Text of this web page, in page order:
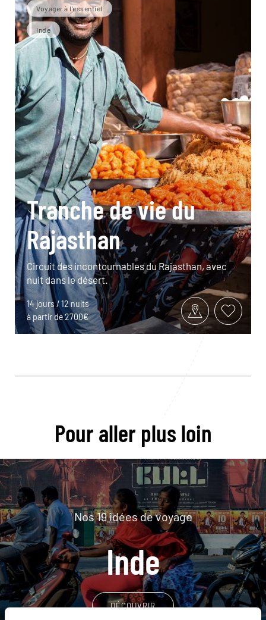
Voyager à l’essentiel
Inde
Tranche de vie du
Rajasthan
Circuit des incontournables du Rajasthan, avec
nuit dans le désert.
14 jours / 12 nuits
à partir de 2700€
Pour aller plus loin
Nos 19 idées de voyage
Inde
DÉCOUVRIR